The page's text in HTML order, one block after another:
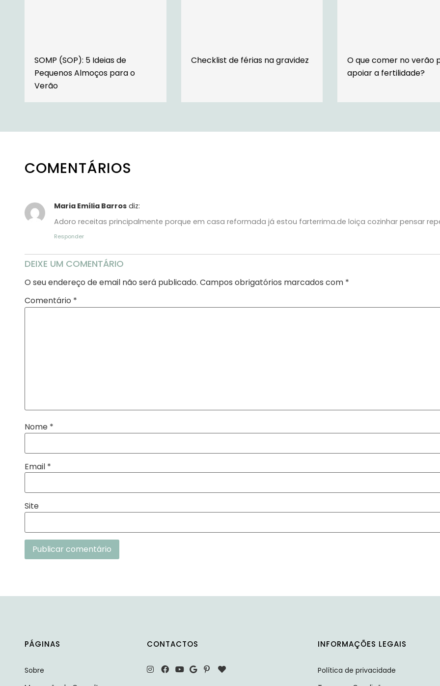
SOMP (SOP): 5 Ideias de
Pequenos Almoços para o
Verão
Checklist de férias na gravidez
O que comer no verão
apoiar a fertilidade?
COMENTÁRIOS
Maria Emília Barros diz:
Adoro receitas principalmente porque em casa reformada já estou farterrima.de loiça cozinhar pensar
Responder
DEIXE UM COMENTÁRIO
O seu endereço de email não será publicado. Campos obrigatórios marcados com *
Comentário *
Nome *
Email *
Site
PÁGINAS
Sobre
CONTACTOS INFORMAÇÕES LEGAIS
Política de privacidade